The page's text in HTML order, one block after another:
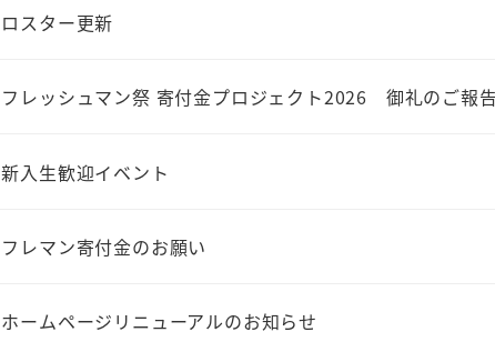
ロスター更新
フレッシュマン祭 寄付金プロジェクト2026 御礼のご報
新入生歓迎イベント
フレマン寄付金のお願い
ホームページリニューアルのお知らせ